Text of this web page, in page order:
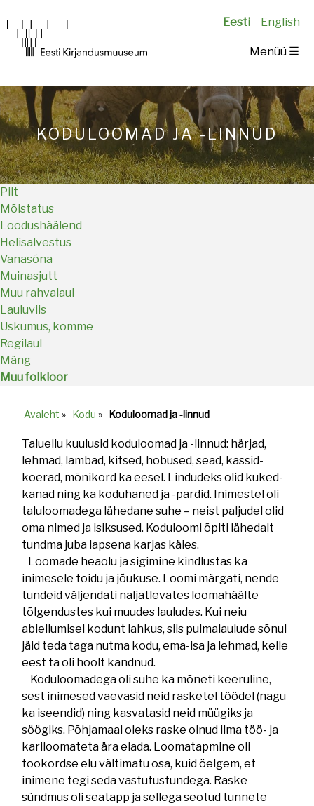
Eesti English
Main
Menüü ☰
KODULOOMAD JA -LINNUD
Pilt
Mõistatus
Loodushäälend
Helisalvestus
Vanasõna
Muinasjutt
Muu rahvalaul
Lauluviis
Uskumus, komme
Regilaul
Mäng
Muu folkloor
Avaleht » Kodu » Koduloomad ja -linnud
Taluellu kuulusid koduloomad ja -linnud: härjad,
lehmad, lambad, kitsed, hobused, sead, kassid-
koerad, mõnikord ka eesel. Lindudeks olid kuked-
kanad ning ka koduhaned ja -pardid. Inimestel oli
taluloomadega lähedane suhe – neist paljudel olid
oma nimed ja isiksused. Koduloomi õpiti lähedalt
tundma juba lapsena karjas käies.
Loomade heaolu ja sigimine kindlustas ka
inimesele toidu ja jõukuse. Loomi märgati, nende
tundeid väljendati naljatlevates loomahäälte
tõlgendustes kui muudes lauludes. Kui neiu
abiellumisel kodunt lahkus, siis pulmalaulude sõnul
jäid teda taga nutma kodu, ema-isa ja lehmad, kelle
eest ta oli hoolt kandnud.
Koduloomadega oli suhe ka mõneti keeruline,
sest inimesed vaevasid neid rasketel töödel (nagu
ka iseendid) ning kasvatasid neid müügiks ja
söögiks. Põhjamaal oleks raske olnud ilma töö- ja
kariloomateta ära elada. Loomatapmine oli
tookordse elu vältimatu osa, kuid öelgem, et
inimene tegi seda vastutustundega. Raske
sündmus oli seatapp ja sellega seotud tunnete